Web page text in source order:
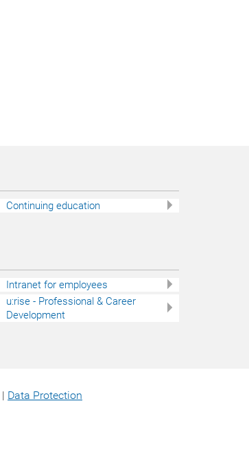
Continuing education
Intranet for employees
u:rise - Professional & Career
Development
| Data Protection